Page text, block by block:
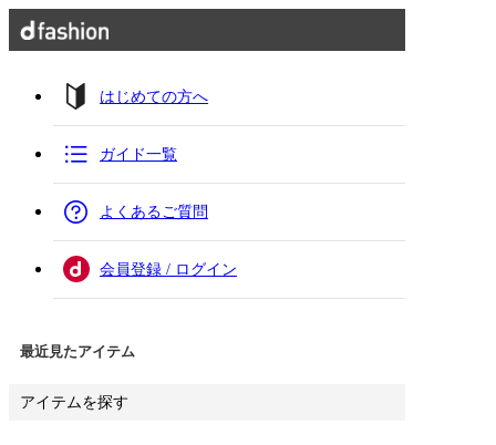
はじめての方へ
ガイド一覧
よくあるご質問
会員登録 / ログイン
最近見たアイテム
アイテムを探す